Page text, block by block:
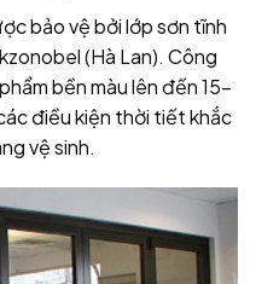
bảo vệ bởi lớp sơn tĩnh
(Hà Lan). Công
bền màu lên đến 15-
điều kiện thời tiết khắc
vệ sinh.